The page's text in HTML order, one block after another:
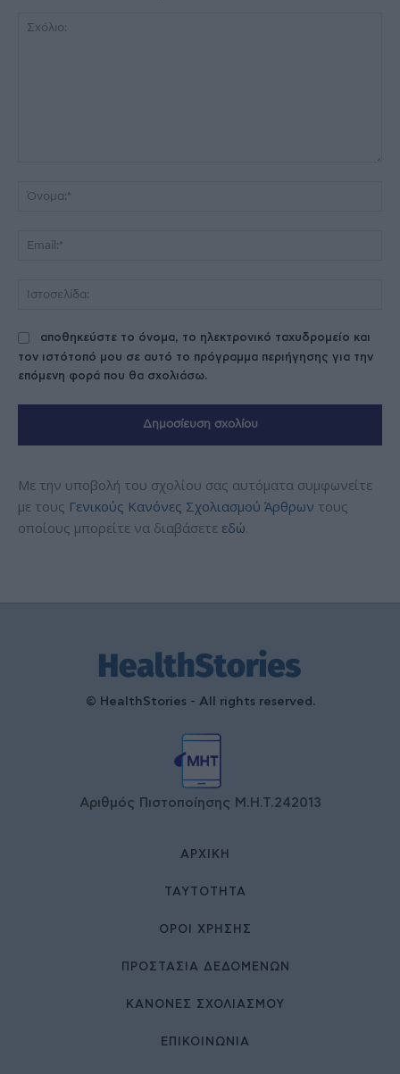
αποθηκεύστε το όνομα, το ηλεκτρονικό ταχυδρομείο και
τον ιστότοπό μου σε αυτό το πρόγραμμα περιήγησης για την
επόμενη φορά που θα σχολιάσω.
Με την υποβολή του σχολίου σας αυτόματα συμφωνείτε
με τους Γενικούς Κανόνες Σχολιασμού Άρθρων τους
οποίους μπορείτε να διαβάσετε εδώ.
© HealthStories - All rights reserved.
Αριθμός Πιστοποίησης Μ.Η.Τ.242013
ΑΡΧΙΚΉ
ΤΑΥΤΌΤΗΤΑ
ΌΡΟΙ ΧΡΉΣΗΣ
ΠΡΟΣΤΑΣΙΑ ΔΕΔΟΜΕΝΩΝ
ΚΑΝΟΝΕΣ ΣΧΟΛΙΑΣΜΟΥ
ΕΠΙΚΟΙΝΩΝΊΑ